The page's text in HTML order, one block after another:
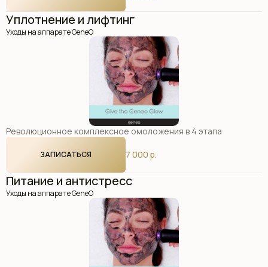
Уплотнение и лифтинг
Уходы на аппарате GeneO
Революционное комплексное омоложения в 4 этапа
7 000 р.
ЗАПИСАТЬСЯ
Питание и антистресс
Уходы на аппарате GeneO